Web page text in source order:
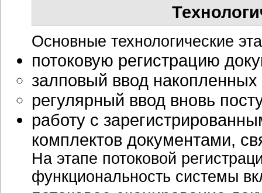
Основные технологические
потоковую регистрацию
залповый ввод
регулярный ввод вновь
работу с
комплектов документами,
На этапе потоковой
функциональность системы